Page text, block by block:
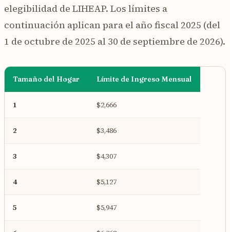
elegibilidad de LIHEAP. Los límites a
continuación aplican para el año fiscal 2025 (del
1 de octubre de 2025 al 30 de septiembre de 2026).
Tamaño del Hogar Límite de Ingreso Mensual
1 $2,666
2 $3,486
3 $4,307
4 $5,127
5 $5,947